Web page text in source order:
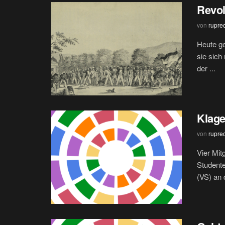
von
Heute
sie sich
der ...
von
Vier
(VS) an